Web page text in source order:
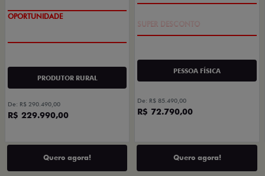
OPORTUNIDADE
PRODUTOR RURAL
De: R$ 290.490,00
R$ 229.990,00
Quero agora!
PESSOA FÍSICA
De: R$ 85.490,00
R$ 72.790,00
Quero agora!